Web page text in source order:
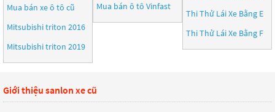
Mua bán xe ô tô cũ
Mitsubishi triton 2016
Mitsubishi triton 2019
Mua bán ô tô Vinfast
Thi Thử Lái Xe Bằng E
Thi Thử Lái Xe Bằng F
Giới thiệu sanlon xe cũ